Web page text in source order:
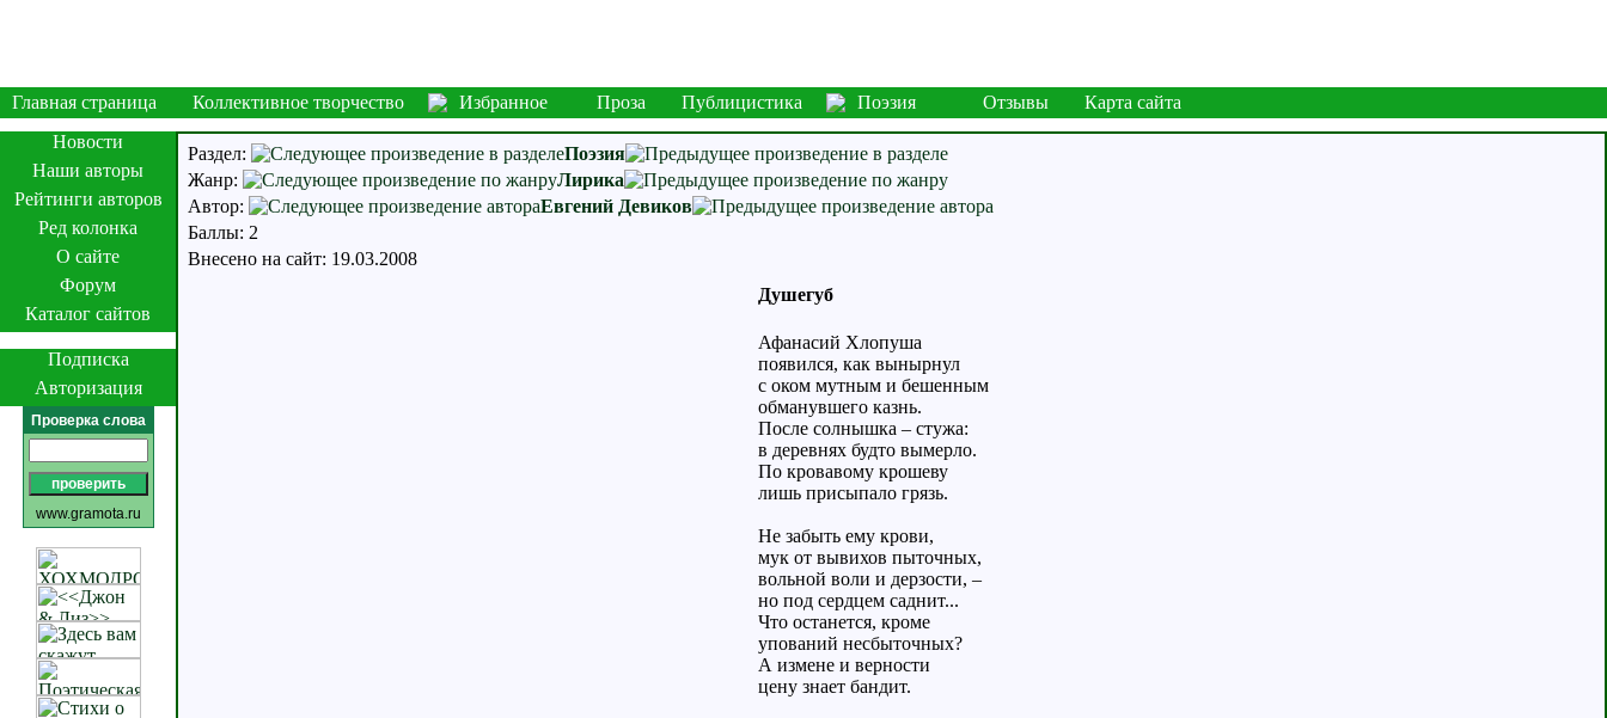
Главная страница Коллективное творчество Избранное Проза Публицистика Поэзия Отзывы
Карта сайта
Новости
Наши авторы
Рейтинги авторов
Ред колонка
О сайте
Форум
Каталог сайтов
Подписка
Авторизация
Проверка слова
www.gramota.ru
Раздел:
Поэзия
Жанр:
Лирика
Автор:
Евгений Девиков
Баллы: 2
Внесено на сайт: 19.03.2008
Душегуб
Афанасий Хлопуша
появился, как вынырнул
с оком мутным и бешенным
обманувшего казнь.
После солнышка – стужа:
в деревнях будто вымерло.
По кровавому крошеву
лишь присыпало грязь.
Не забыть ему крови,
мук от вывихов пыточных,
вольной воли и дерзости, –
но под сердцем саднит...
Что останется, кроме
упований несбыточных?
А измене и верности
цену знает бандит.